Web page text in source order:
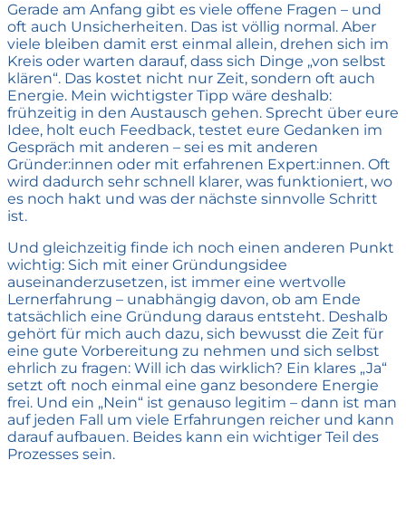
Gerade am Anfang gibt es viele offene Fragen – und
oft auch Unsicherheiten. Das ist völlig normal. Aber
viele bleiben damit erst einmal allein, drehen sich im
Kreis oder warten darauf, dass sich Dinge „von selbst
klären“. Das kostet nicht nur Zeit, sondern oft auch
Energie. Mein wichtigster Tipp wäre deshalb:
frühzeitig in den Austausch gehen. Sprecht über eure
Idee, holt euch Feedback, testet eure Gedanken im
Gespräch mit anderen – sei es mit anderen
Gründer:innen oder mit erfahrenen Expert:innen. Oft
wird dadurch sehr schnell klarer, was funktioniert, wo
es noch hakt und was der nächste sinnvolle Schritt
ist.
Und gleichzeitig finde ich noch einen anderen Punkt
wichtig: Sich mit einer Gründungsidee
auseinanderzusetzen, ist immer eine wertvolle
Lernerfahrung – unabhängig davon, ob am Ende
tatsächlich eine Gründung daraus entsteht. Deshalb
gehört für mich auch dazu, sich bewusst die Zeit für
eine gute Vorbereitung zu nehmen und sich selbst
ehrlich zu fragen: Will ich das wirklich? Ein klares „Ja“
setzt oft noch einmal eine ganz besondere Energie
frei. Und ein „Nein“ ist genauso legitim – dann ist man
auf jeden Fall um viele Erfahrungen reicher und kann
darauf aufbauen. Beides kann ein wichtiger Teil des
Prozesses sein.